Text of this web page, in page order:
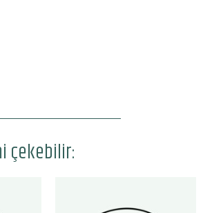
çekebilir: